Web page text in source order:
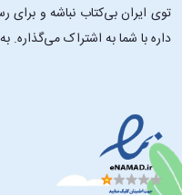
توی ایران بی‌کتاب نباشه و
داره با شما به اشتراک